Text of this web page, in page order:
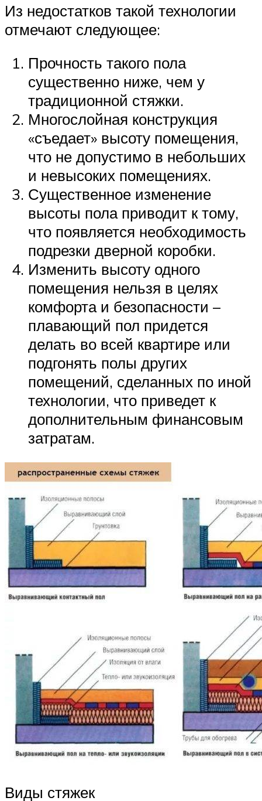
Из недостатков такой технологии
отмечают следующее:
Прочность такого пола
существенно ниже, чем у
традиционной стяжки.
Многослойная конструкция
«съедает» высоту помещения,
что не допустимо в небольших
и невысоких помещениях.
Существенное изменение
высоты пола приводит к тому,
что появляется необходимость
подрезки дверной коробки.
Изменить высоту одного
помещения нельзя в целях
комфорта и безопасности –
плавающий пол придется
делать во всей квартире или
подгонять полы других
помещений, сделанных по иной
технологии, что приведет к
дополнительным финансовым
затратам.
Виды стяжек